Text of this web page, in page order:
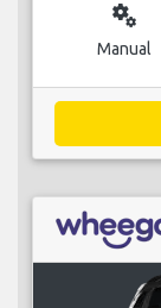
miscellaneous_services
Manual